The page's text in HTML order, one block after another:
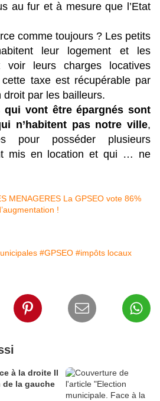
au fur et à mesure que l’Etat
comme toujours ? Les petits
leur logement et les
voir leurs charges locatives
taxe est récupérable par
droit par les bailleurs.
vont être épargnés sont
n’habitent pas notre ville,
pour posséder plusieurs
mis en location et qui … ne
#GPSEO #impôts locaux
à la droite Il
de la gauche